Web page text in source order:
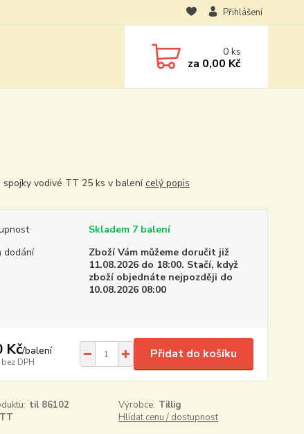
Přihlášení
0ks
za 0,00 Kč
spojky vodivé TT 25 ks v balenícelý popis
Skladem 7 balení
dodání
Zboží Vám můžeme doručit již
11.08.2026 do 18:00. Stačí, když
zboží objednáte nejpozději do
10.08.2026 08:00
Kč/balení
bez DPH
Přidat do košíku
til 86102 Výrobce: Tillig
TT Hlídat cenu / dostupnost